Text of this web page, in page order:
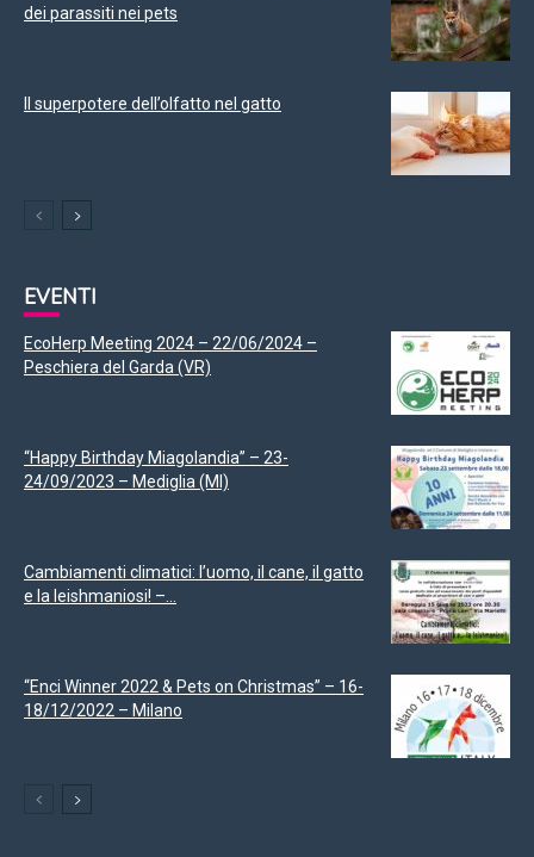
dei parassiti nei pets
Il superpotere dell’olfatto nel gatto
EVENTI
EcoHerp Meeting 2024 – 22/06/2024 –
Peschiera del Garda (VR)
“Happy Birthday Miagolandia” – 23-
24/09/2023 – Mediglia (MI)
Cambiamenti climatici: l’uomo, il cane, il gatto
e la leishmaniosi! –...
“Enci Winner 2022 & Pets on Christmas” – 16-
18/12/2022 – Milano